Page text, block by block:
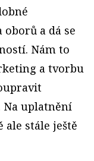
a dá se
Nám to
a tvorbu
Na uplatnění
ale stále ještě